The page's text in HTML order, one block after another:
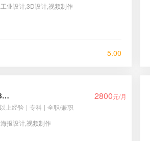
业设计,3D设计,视频制作
5.00
13868463013 2800元/月
上经验 | 专科 | 全职/兼职
报设计,视频制作